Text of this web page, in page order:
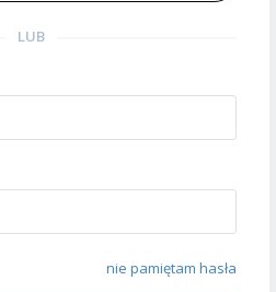
LUB
nie pamiętam hasła